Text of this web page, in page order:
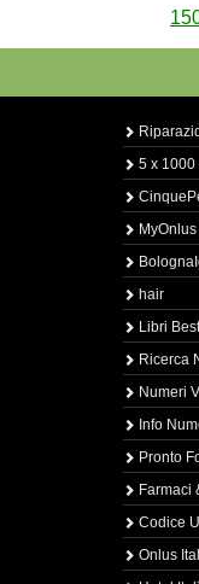
5 x 1000
MyOnlus
hair
Libri
Ricerca
Numeri
Info
Pronto
Farmaci
Codice
Onlus